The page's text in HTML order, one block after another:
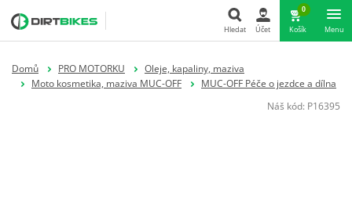
Hledat Účet
0
Košík Menu
Domů PRO MOTORKU
Oleje, kapaliny, maziva
Moto kosmetika, maziva MUC-OFF
MUC-OFF Péče o jezdce a dílna
Náš kód: P16395